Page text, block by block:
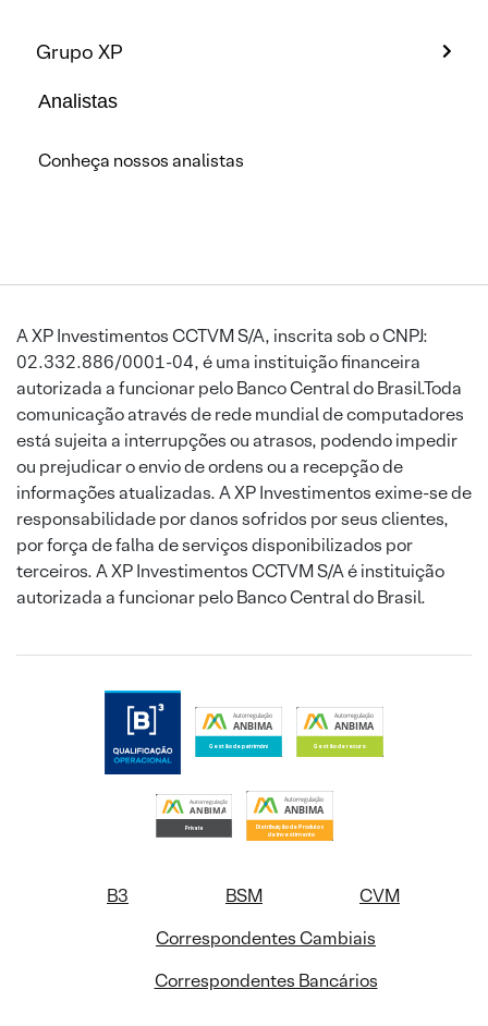
Grupo XP
Analistas
Conheça nossos analistas
A XP Investimentos CCTVM S/A, inscrita sob o CNPJ:
02.332.886/0001-04, é uma instituição financeira
autorizada a funcionar pelo Banco Central do Brasil.Toda
comunicação através de rede mundial de computadores
está sujeita a interrupções ou atrasos, podendo impedir
ou prejudicar o envio de ordens ou a recepção de
informações atualizadas. A XP Investimentos exime-se de
responsabilidade por danos sofridos por seus clientes,
por força de falha de serviços disponibilizados por
terceiros. A XP Investimentos CCTVM S/A é instituição
autorizada a funcionar pelo Banco Central do Brasil.
B3 BSM
CVM
Correspondentes Cambiais
Correspondentes Bancários